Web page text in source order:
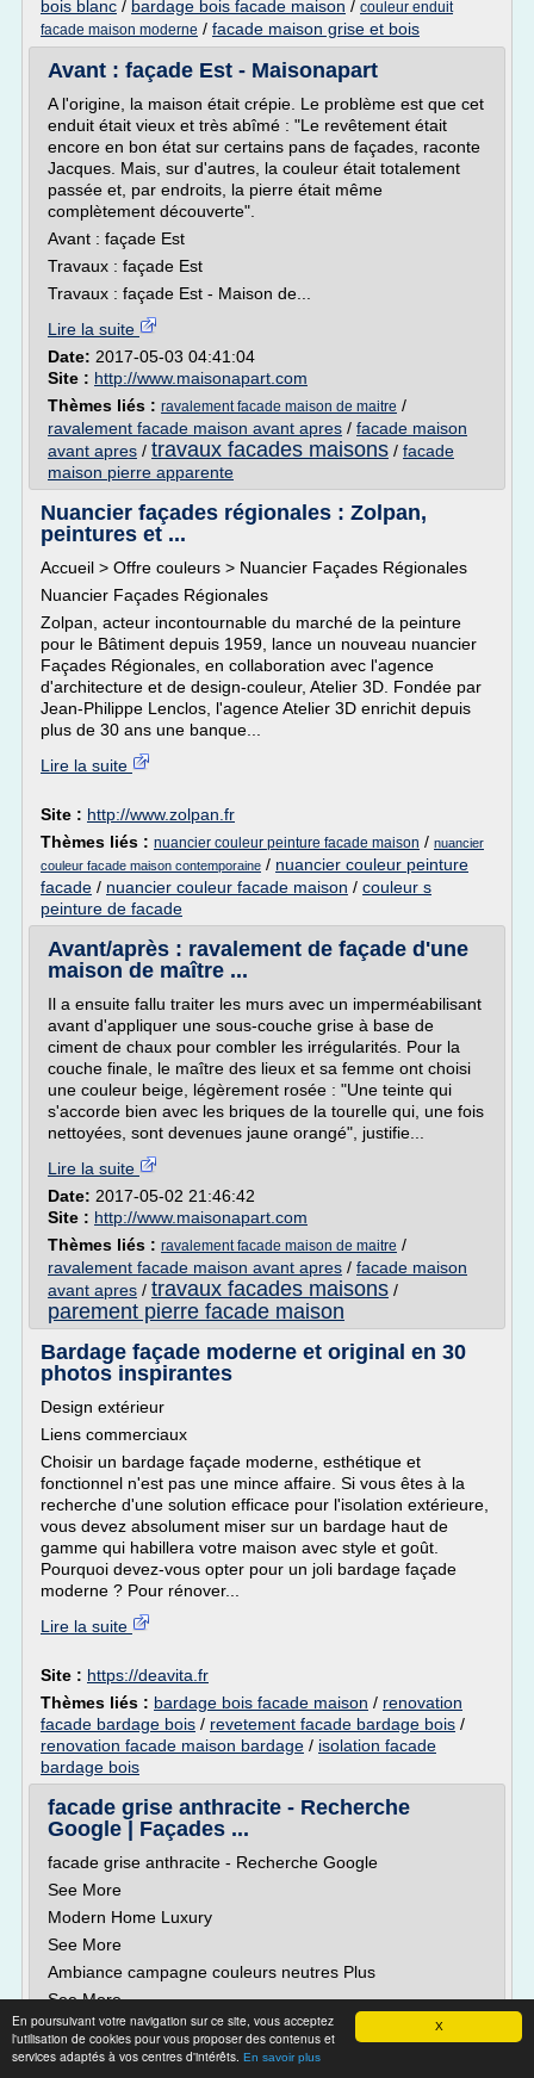
X
En poursuivant votre navigation sur ce site, vous acceptez
l'utilisation de cookies pour vous proposer des contenus et
services adaptés à vos centres d'intérêts. En savoir plus
bois blanc / bardage bois facade maison / couleur enduit
facade maison moderne / facade maison grise et bois
Avant : façade Est - Maisonapart
A l'origine, la maison était crépie. Le problème est que cet
enduit était vieux et très abîmé : "Le revêtement était
encore en bon état sur certains pans de façades, raconte
Jacques. Mais, sur d'autres, la couleur était totalement
passée et, par endroits, la pierre était même
complètement découverte".
Avant : façade Est
Travaux : façade Est
Travaux : façade Est - Maison de...
Lire la suite
Date: 2017-05-03 04:41:04
Site : http://www.maisonapart.com
Thèmes liés : ravalement facade maison de maitre /
ravalement facade maison avant apres / facade maison
avant apres / travaux facades maisons / facade
maison pierre apparente
Nuancier façades régionales : Zolpan,
peintures et ...
Accueil > Offre couleurs > Nuancier Façades Régionales
Nuancier Façades Régionales
Zolpan, acteur incontournable du marché de la peinture
pour le Bâtiment depuis 1959, lance un nouveau nuancier
Façades Régionales, en collaboration avec l'agence
d'architecture et de design-couleur, Atelier 3D. Fondée par
Jean-Philippe Lenclos, l'agence Atelier 3D enrichit depuis
plus de 30 ans une banque...
Lire la suite
Site : http://www.zolpan.fr
Thèmes liés : nuancier couleur peinture facade maison / nuancier
couleur facade maison contemporaine / nuancier couleur peinture
facade / nuancier couleur facade maison / couleur s
peinture de facade
Avant/après : ravalement de façade d'une
maison de maître ...
Il a ensuite fallu traiter les murs avec un imperméabilisant
avant d'appliquer une sous-couche grise à base de
ciment de chaux pour combler les irrégularités. Pour la
couche finale, le maître des lieux et sa femme ont choisi
une couleur beige, légèrement rosée : "Une teinte qui
s'accorde bien avec les briques de la tourelle qui, une fois
nettoyées, sont devenues jaune orangé", justifie...
Lire la suite
Date: 2017-05-02 21:46:42
Site : http://www.maisonapart.com
Thèmes liés : ravalement facade maison de maitre /
ravalement facade maison avant apres / facade maison
avant apres / travaux facades maisons /
parement pierre facade maison
Bardage façade moderne et original en 30
photos inspirantes
Design extérieur
Liens commerciaux
Choisir un bardage façade moderne, esthétique et
fonctionnel n'est pas une mince affaire. Si vous êtes à la
recherche d'une solution efficace pour l'isolation extérieure,
vous devez absolument miser sur un bardage haut de
gamme qui habillera votre maison avec style et goût.
Pourquoi devez-vous opter pour un joli bardage façade
moderne ? Pour rénover...
Lire la suite
Site : https://deavita.fr
Thèmes liés : bardage bois facade maison / renovation
facade bardage bois / revetement facade bardage bois /
renovation facade maison bardage / isolation facade
bardage bois
facade grise anthracite - Recherche
Google | Façades ...
facade grise anthracite - Recherche Google
See More
Modern Home Luxury
See More
Ambiance campagne couleurs neutres Plus
See More
Vintage Industrial Locker / Bookcase / Mudroom
Entryway...